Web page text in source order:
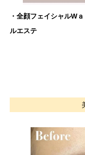
・全顔フェイシャルW
ルエステ